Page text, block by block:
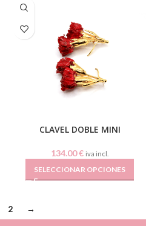
CLAVEL DOBLE MINI
134.00€ iva incl.
SELECCIONAR OPCIONES
2 →